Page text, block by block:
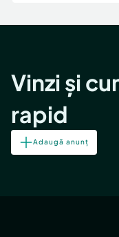
Vinzi și
rapid
Adaugă anunț